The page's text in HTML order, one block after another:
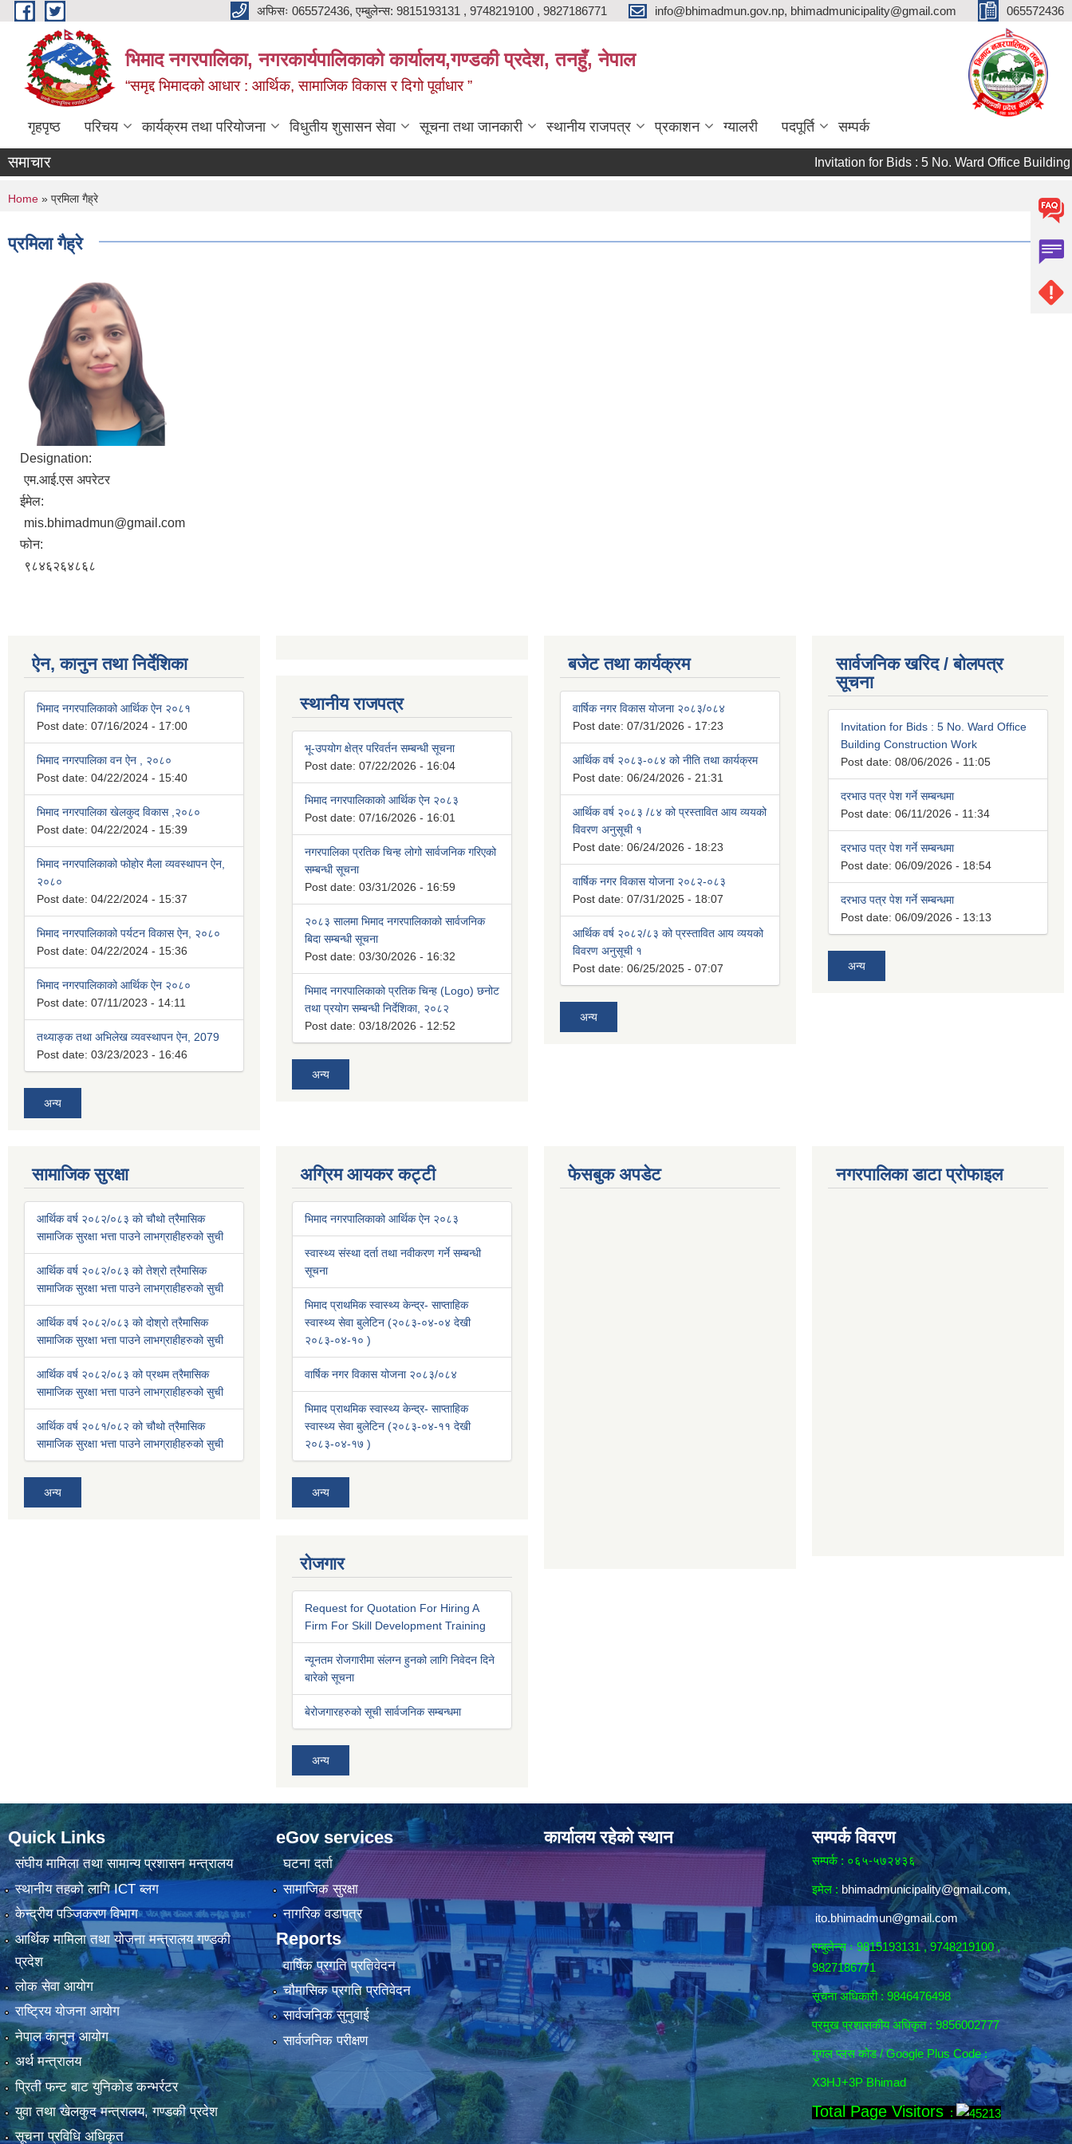
Skip to main content अफिसः 065572436, ‍‍एम्बुलेन्स: 9815193131 , 9748219100 , 9827186771 info@bhimadmun.gov.np, bhimadmunicipality@gmail.com 065572436
भिमाद नगरपालिका, नगरकार्यपालिकाको कार्यालय,गण्डकी प्रदेश, तनहुँ, नेपाल
“समृद्द भिमादको आधार : आर्थिक, सामाजिक विकास र दिगो पूर्वाधार ”
गृहपृष्ठ परिचय कार्यक्रम तथा परियोजना विधुतीय शुसासन सेवा सूचना तथा जानकारी स्थानीय राजपत्र प्रकाशन ग्यालरी पदपूर्ति सम्पर्क
समाचार Invitation for Bids : 5 No. Ward Office
You are here
Home » प्रमिला गैह्रे
प्रमिला गैह्रे
Designation:
एम.आई.एस अपरेटर
ईमेल:
mis.bhimadmun@gmail.com
फोन:
९८४६२६४८६८
ऐन, कानुन तथा निर्देशिका
भिमाद नगरपालिकाको आर्थिक ऐन २०८१
Post date: 07/16/2024 - 17:00
भिमाद नगरपालिका वन ऐन , २०८०
Post date: 04/22/2024 - 15:40
भिमाद नगरपालिका खेलकुद विकास ,२०८०
Post date: 04/22/2024 - 15:39
भिमाद नगरपालिकाको फोहोर मैला व्यवस्थापन ऐन,
२०८०
Post date: 04/22/2024 - 15:37
भिमाद नगरपालिकाको पर्यटन विकास ऐन, २०८०
Post date: 04/22/2024 - 15:36
भिमाद नगरपालिकाको आर्थिक ऐन २०८०
Post date: 07/11/2023 - 14:11
तथ्याङ्क तथा अभिलेख व्यवस्थापन ऐन, 2079
Post date: 03/23/2023 - 16:46
अन्य
स्थानीय राजपत्र
भू-उपयोग क्षेत्र परिवर्तन सम्बन्धी सूचना
Post date: 07/22/2026 - 16:04
भिमाद नगरपालिकाको आर्थिक ऐन २०८३
Post date: 07/16/2026 - 16:01
नगरपालिका प्रतिक चिन्ह लोगो सार्वजनिक गरिएको
सम्बन्धी सूचना
Post date: 03/31/2026 - 16:59
२०८३ सालमा भिमाद नगरपालिकाको सार्वजनिक
बिदा सम्बन्धी सूचना
Post date: 03/30/2026 - 16:32
भिमाद नगरपालिकाको प्रतिक चिन्ह (Logo) छनोट
तथा प्रयोग सम्बन्धी निर्देशिका, २०८२
Post date: 03/18/2026 - 12:52
अन्य
बजेट तथा कार्यक्रम
वार्षिक नगर विकास योजना २०८३/०८४
Post date: 07/31/2026 - 17:23
आर्थिक वर्ष २०८३-०८४ को नीति तथा कार्यक्रम
Post date: 06/24/2026 - 21:31
आर्थिक वर्ष २०८३ /८४ को प्रस्तावित आय व्ययको
विवरण अनुसूची १
Post date: 06/24/2026 - 18:23
वार्षिक नगर विकास योजना २०८२-०८३
Post date: 07/31/2025 - 18:07
आर्थिक वर्ष २०८२/८३ को प्रस्तावित आय व्ययको
विवरण अनुसूची १
Post date: 06/25/2025 - 07:07
अन्य
सार्वजनिक खरिद / बोलपत्र
सूचना
Invitation for Bids : 5 No. Ward Office
Building Construction Work
Post date: 08/06/2026 - 11:05
दरभाउ पत्र पेश गर्ने सम्बन्धमा
Post date: 06/11/2026 - 11:34
दरभाउ पत्र पेश गर्ने सम्बन्धमा
Post date: 06/09/2026 - 18:54
दरभाउ पत्र पेश गर्ने सम्बन्धमा
Post date: 06/09/2026 - 13:13
अन्य
सामाजिक सुरक्षा
आर्थिक वर्ष २०८२/०८३ को चौथो त्रैमासिक
सामाजिक सुरक्षा भत्ता पाउने लाभग्राहीहरुको सुची
आर्थिक वर्ष २०८२/०८३ को तेश्रो त्रैमासिक
सामाजिक सुरक्षा भत्ता पाउने लाभग्राहीहरुको सुची
आर्थिक वर्ष २०८२/०८३ को दोश्रो त्रैमासिक
सामाजिक सुरक्षा भत्ता पाउने लाभग्राहीहरुको सुची
आर्थिक वर्ष २०८२/०८३ को प्रथम त्रैमासिक
सामाजिक सुरक्षा भत्ता पाउने लाभग्राहीहरुको सुची
आर्थिक वर्ष २०८१/०८२ को चौथो त्रैमासिक
सामाजिक सुरक्षा भत्ता पाउने लाभग्राहीहरुको सुची
अन्य
अग्रिम आयकर कट्टी
भिमाद नगरपालिकाको आर्थिक ऐन २०८३
स्वास्थ्य संस्था दर्ता तथा नवीकरण गर्ने सम्बन्धी
सूचना
भिमाद प्राथमिक स्वास्थ्य केन्द्र- साप्ताहिक
स्वास्थ्य सेवा बुलेटिन (२०८३-०४-०४ देखी
२०८३-०४-१० )
वार्षिक नगर विकास योजना २०८३/०८४
भिमाद प्राथमिक स्वास्थ्य केन्द्र- साप्ताहिक
स्वास्थ्य सेवा बुलेटिन (२०८३-०४-११ देखी
२०८३-०४-१७ )
अन्य
रोजगार
Request for Quotation For Hiring A
Firm For Skill Development Training
न्यूनतम रोजगारीमा संलग्न हुनको लागि निवेदन दिने
बारेको सूचना
बेरोजगारहरुको सूची सार्वजनिक सम्बन्धमा
अन्य
फेसबुक अपडेट नगरपालिका डाटा प्रोफाइल
Quick Links
संघीय मामिला तथा सामान्य प्रशासन मन्त्रालय
स्थानीय तहको लागि ICT ब्लग
केन्द्रीय पञ्जिकरण विभाग
आर्थिक मामिला तथा योजना मन्त्रालय गण्डकी
प्रदेश
लोक सेवा आयोग
राष्ट्रिय योजना आयोग
नेपाल कानुन आयोग
अर्थ मन्त्रालय
प्रिती फन्ट बाट युनिकोड कन्भर्रटर
युवा तथा खेलकुद मन्त्रालय, गण्डकी प्रदेश
सूचना प्रविधि अधिकृत
eGov services
घटना दर्ता
सामाजिक सुरक्षा
नागरिक वडापत्र
Reports
वार्षिक प्रगति प्रतिवेदन
चौमासिक प्रगति प्रतिवेदन
सार्वजनिक सुनुवाई
सार्वजनिक परीक्षण
कार्यालय रहेको स्थान सम्पर्क विवरण
सम्पर्क : ०६५-५७२४३६
इमेल : bhimadmunicipality@gmail.com,
ito.bhimadmun@gmail.com
एम्बुलेन्स ः 9815193131 , 9748219100 ,
9827186771
सूचना अधिकारी :9846476498
प्रमुख प्रशासकीय अधिकृत : 9856002777
गुगल प्लस कोड / Google Plus Code :
X3HJ+3P Bhimad
Total Page Visitors :